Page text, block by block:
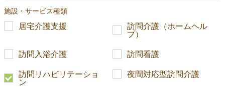
施設・サービス種類
居宅介護支援
訪問介護（ホームヘル
プ）
訪問入浴介護 訪問看護
訪問リハビリテーショ
ン
夜間対応型訪問介護